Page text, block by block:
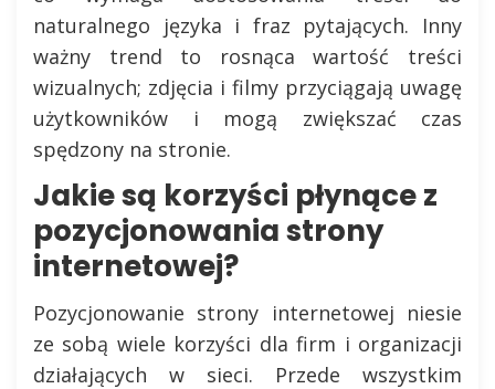
naturalnego języka i fraz pytających. Inny
ważny trend to rosnąca wartość treści
wizualnych; zdjęcia i filmy przyciągają uwagę
użytkowników i mogą zwiększać czas
spędzony na stronie.
Jakie są korzyści płynące z
pozycjonowania strony
internetowej?
Pozycjonowanie strony internetowej niesie
ze sobą wiele korzyści dla firm i organizacji
działających w sieci. Przede wszystkim